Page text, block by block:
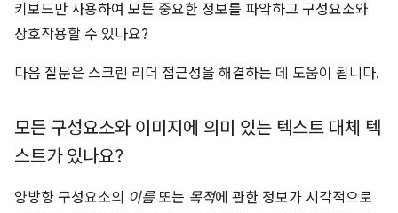
키보드만 사용하여 모든 중요한 정보를 파악하고 구성요소와
상호작용할 수 있나요?
다음 질문은 스크린 리더 접근성을 해결하는 데 도움이 됩니다.
모든 구성요소와 이미지에 의미 있는 텍스트 대체 텍
스트가 있나요?
양방향 구성요소의 이름또는 목적에 관한 정보가 시각적으로